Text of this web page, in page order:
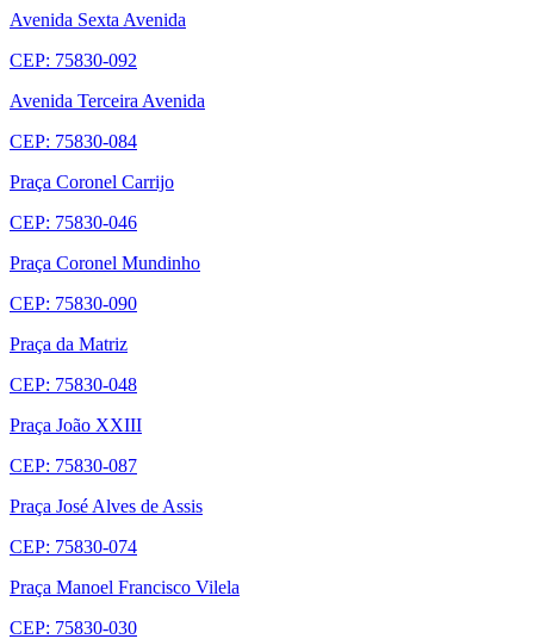
Avenida Sexta Avenida
CEP: 75830-092
Avenida Terceira Avenida
CEP: 75830-084
Praça Coronel Carrijo
CEP: 75830-046
Praça Coronel Mundinho
CEP: 75830-090
Praça da Matriz
CEP: 75830-048
Praça João XXIII
CEP: 75830-087
Praça José Alves de Assis
CEP: 75830-074
Praça Manoel Francisco Vilela
CEP: 75830-030